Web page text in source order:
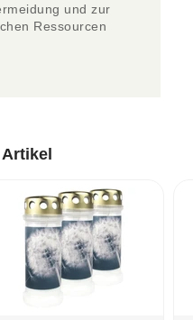
und zur
Ressourcen